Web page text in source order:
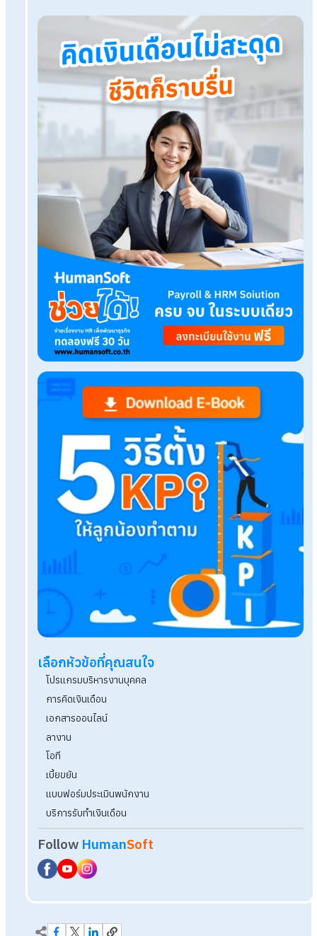
HR มือใหม่ห้ามพลาด! กฎหมายที่ HR ต้องรู้มีอะไรบ้าง
โปรแกรมเงินเดือน HumanSoft
ทดลองใช้ฟรี 30 วันครบทุกฟังก์ชัน
บริการขึ้นระบบ ฟรี ไม่มีค่าใช้จ่ายใดๆ ทั้งสิ้น
ทดลองใช้งานฟรี
Tags:
กฎหมายแรงงาน
เรื่องที่คุณอาจสนใจ
สินเชื่อคืออะไร? มีกี่ประเภท พร้อมวิธีเลือกให้เหมาะ
คู่มือ hr มือใหม่ รวมสูตรคำนวณที่คนเป็น HR ทุกคน
จ้างบริษัททำเงินเดือน ได้ใช้ Payroll On Cloud ด้วย